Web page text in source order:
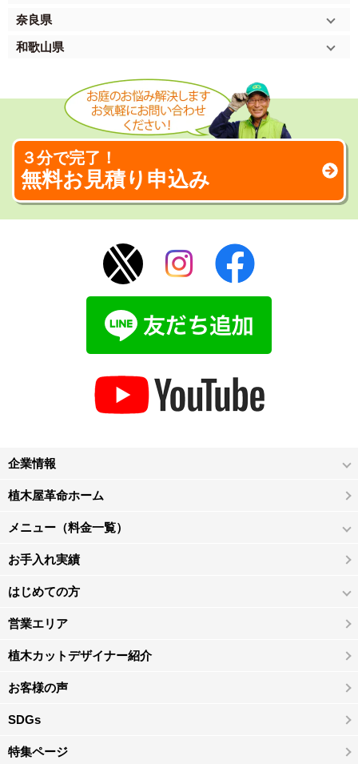
奈良県
和歌山県
３分で完了！
無料お見積り申込み
企業情報
植木屋革命ホーム
メニュー（料金一覧）
お手入れ実績
はじめての方
営業エリア
植木カットデザイナー紹介
お客様の声
SDGs
特集ページ